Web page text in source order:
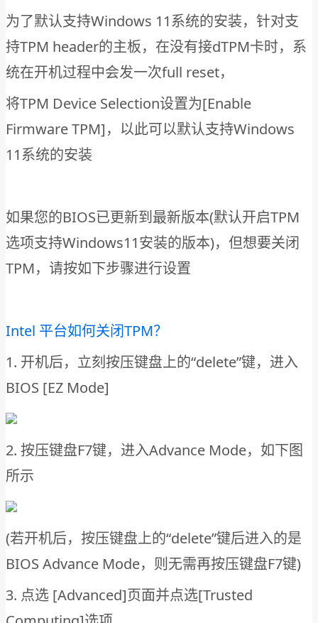
为了默认支持Windows 11系统的安装，针对支
持TPM header的主板，在没有接dTPM卡时，系
统在开机过程中会发一次full reset，
将TPM Device Selection设置为[Enable
Firmware TPM]，以此可以默认支持Windows
11系统的安装
如果您的BIOS已更新到最新版本(默认开启TPM
选项支持Windows11安装的版本)，但想要关闭
TPM，请按如下步骤进行设置
Intel 平台如何关闭TPM？
1. 开机后，立刻按压键盘上的“delete”键，进入
BIOS [EZ Mode]
2. 按压键盘F7键，进入Advance Mode，如下图
所示
(若开机后，按压键盘上的“delete”键后进入的是
BIOS Advance Mode，则无需再按压键盘F7键)
3. 点选 [Advanced]页面并点选[Trusted